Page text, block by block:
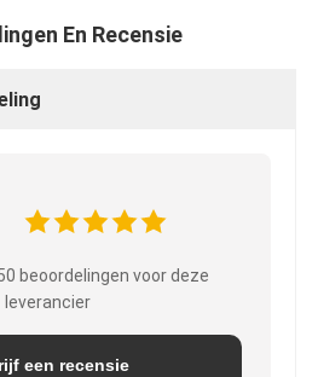
En Recensie
beoordelingen voor deze
leverancier
een recensie